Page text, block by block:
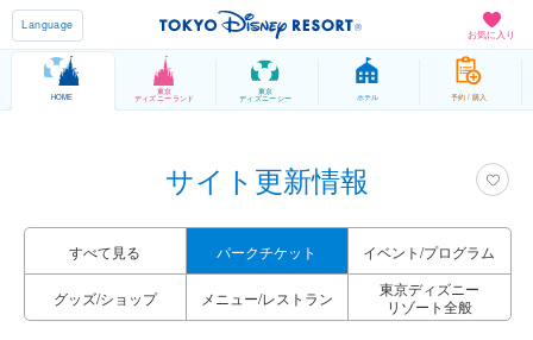
お気に入り
Language
HOME
東京
ディズニーランド
東京
ディズニーシー ホテル 予約 / 購入
サイト更新情報
すべて見る パークチケット イベント/プログラム
グッズ/ショップ メニュー/レストラン
東京ディズニー
リゾート全般